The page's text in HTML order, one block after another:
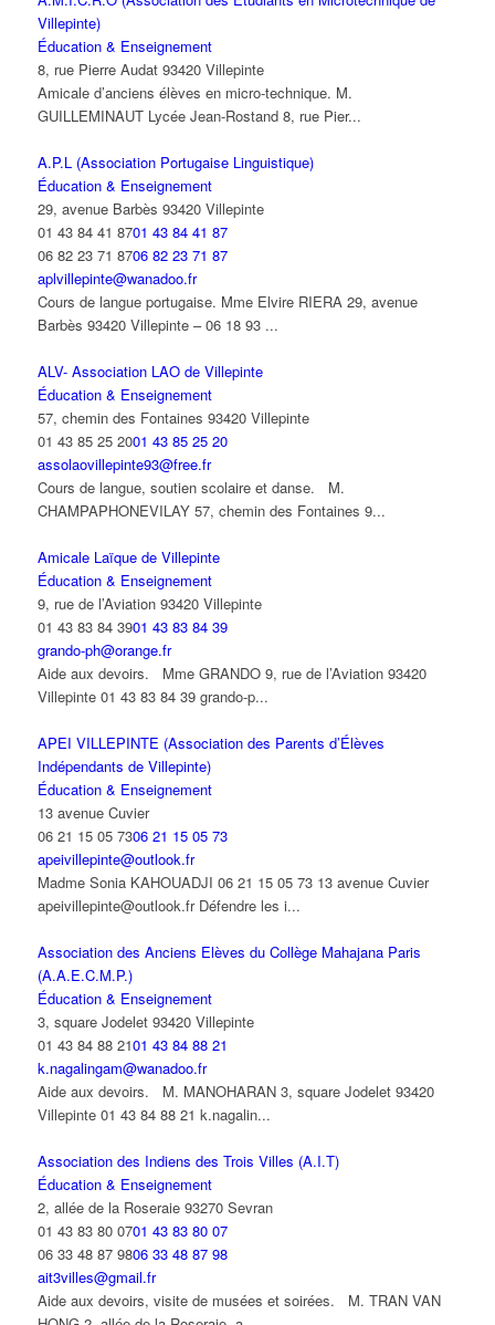
Villepinte)
Éducation & Enseignement
8, rue Pierre Audat 93420 Villepinte
Amicale d’anciens élèves en micro-technique. M.
GUILLEMINAUT Lycée Jean-Rostand 8, rue Pier...
A.P.L (Association Portugaise Linguistique)
Éducation & Enseignement
29, avenue Barbès 93420 Villepinte
01 43 84 41 8701 43 84 41 87
06 82 23 71 8706 82 23 71 87
aplvillepinte@wanadoo.fr
Cours de langue portugaise. Mme Elvire RIERA 29, avenue
Barbès 93420 Villepinte – 06 18 93 ...
ALV- Association LAO de Villepinte
Éducation & Enseignement
57, chemin des Fontaines 93420 Villepinte
01 43 85 25 2001 43 85 25 20
assolaovillepinte93@free.fr
Cours de langue, soutien scolaire et danse. M.
CHAMPAPHONEVILAY 57, chemin des Fontaines 9...
Amicale Laïque de Villepinte
Éducation & Enseignement
9, rue de l’Aviation 93420 Villepinte
01 43 83 84 3901 43 83 84 39
grando-ph@orange.fr
Aide aux devoirs. Mme GRANDO 9, rue de l’Aviation 93420
Villepinte 01 43 83 84 39 grando-p...
APEI VILLEPINTE (Association des Parents d’Élèves
Indépendants de Villepinte)
Éducation & Enseignement
13 avenue Cuvier
06 21 15 05 7306 21 15 05 73
apeivillepinte@outlook.fr
Madme Sonia KAHOUADJI 06 21 15 05 73 13 avenue Cuvier
apeivillepinte@outlook.fr Défendre les i...
Association des Anciens Elèves du Collège Mahajana Paris
(A.A.E.C.M.P.)
Éducation & Enseignement
3, square Jodelet 93420 Villepinte
01 43 84 88 2101 43 84 88 21
k.nagalingam@wanadoo.fr
Aide aux devoirs. M. MANOHARAN 3, square Jodelet 93420
Villepinte 01 43 84 88 21 k.nagalin...
Association des Indiens des Trois Villes (A.I.T)
Éducation & Enseignement
2, allée de la Roseraie 93270 Sevran
01 43 83 80 0701 43 83 80 07
06 33 48 87 9806 33 48 87 98
ait3villes@gmail.fr
Aide aux devoirs, visite de musées et soirées. M. TRAN VAN